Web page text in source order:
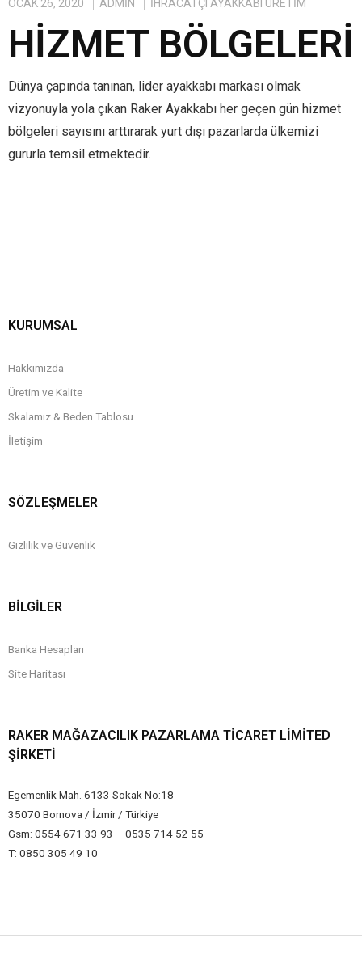
OCAK 26, 2020 ADMIN IHRACATÇI AYAKKABI ÜRETIM
HIZMET BÖLGELERI
Dünya çapında tanınan, lider ayakkabı markası olmak
vizyonuyla yola çıkan Raker Ayakkabı her geçen gün hizmet
bölgeleri sayısını arttırarak yurt dışı pazarlarda ülkemizi
gururla temsil etmektedir.
KURUMSAL
Hakkımızda
Üretim ve Kalite
Skalamız & Beden Tablosu
İletişim
SÖZLEŞMELER
Gizlilik ve Güvenlik
BİLGİLER
Banka Hesapları
Site Haritası
RAKER MAĞAZACILIK PAZARLAMA TICARET LIMITED
ŞIRKETI
Egemenlik Mah. 6133 Sokak No:18
35070 Bornova / İzmir / Türkiye
Gsm: 0554 671 33 93 – 0535 714 52 55
T: 0850 305 49 10